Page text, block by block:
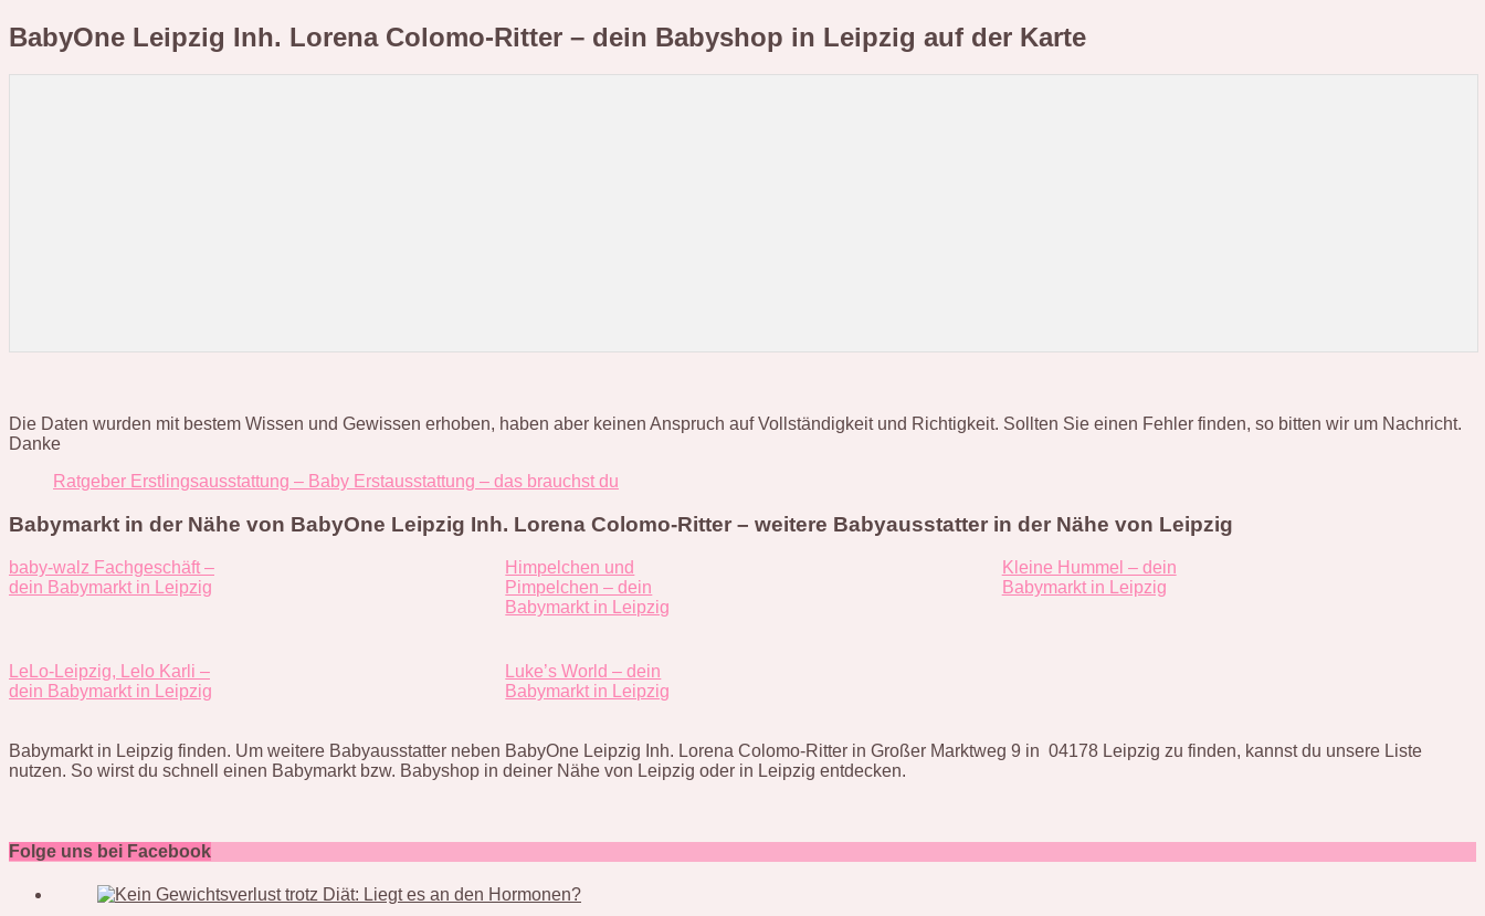
BabyOne Leipzig Inh. Lorena Colomo-Ritter – dein Babyshop in Leipzig auf der Karte
Die Daten wurden mit bestem Wissen und Gewissen erhoben, haben aber keinen Anspruch auf Vollständigkeit und Richtigkeit. Sollten Sie einen Fehler finden, so bitten wir um Nachricht.
Danke
Ratgeber Erstlingsausstattung – Baby Erstausstattung – das brauchst du
Babymarkt in der Nähe von BabyOne Leipzig Inh. Lorena Colomo-Ritter – weitere Babyausstatter in der Nähe von Leipzig
baby-walz Fachgeschäft –
dein Babymarkt in Leipzig
Himpelchen und
Pimpelchen – dein
Babymarkt in Leipzig
Kleine Hummel – dein
Babymarkt in Leipzig
LeLo-Leipzig, Lelo Karli –
dein Babymarkt in Leipzig
Luke’s World – dein
Babymarkt in Leipzig
Babymarkt in Leipzig finden. Um weitere Babyausstatter neben BabyOne Leipzig Inh. Lorena Colomo-Ritter in Großer Marktweg 9 in 04178 Leipzig zu finden, kannst du unsere Liste
nutzen. So wirst du schnell einen Babymarkt bzw. Babyshop in deiner Nähe von Leipzig oder in Leipzig entdecken.
Folge uns bei Facebook